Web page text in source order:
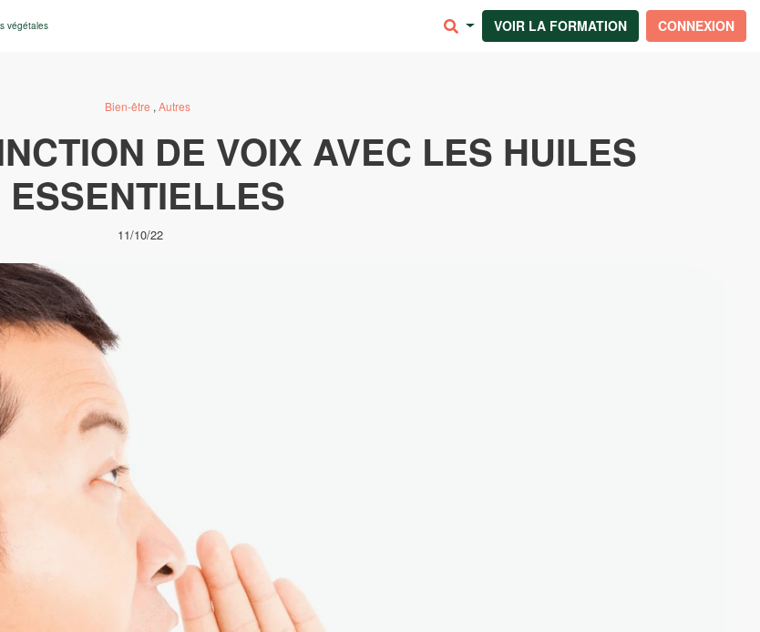
végétales VOIR LA FORMATION CONNEXION
Bien-être , Autres
DE VOIX AVEC LES HUILES
ESSENTIELLES
11/10/22